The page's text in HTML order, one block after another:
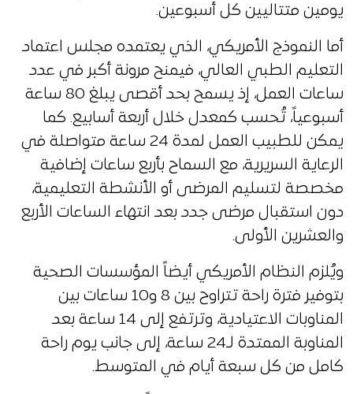
يومين متتاليين كل أسبوعين.
أما النموذج الأمريكي، الذي يعتمده مجلس اعتماد
التعليم الطبي العالي، فيمنح مرونة أكبر في عدد
ساعات العمل، إذ يسمح بحد أقصى يبلغ 80 ساعة
أسبوعياً، تُحسب كمعدل خلال أربعة أسابيع. كما
يمكن للطبيب العمل لمدة 24 ساعة متواصلة في
الرعاية السريرية، مع السماح بأربع ساعات إضافية
مخصصة لتسليم المرضى أو الأنشطة التعليمية،
دون استقبال مرضى جدد بعد انتهاء الساعات الأربع
والعشرين الأولى.
ويُلزم النظام الأمريكي أيضاً المؤسسات الصحية
بتوفير فترة راحة تتراوح بين 8 و10 ساعات بين
المناوبات الاعتيادية، وترتفع إلى 14 ساعة بعد
المناوبة الممتدة لـ24 ساعة، إلى جانب يوم راحة
كامل من كل سبعة أيام في المتوسط.